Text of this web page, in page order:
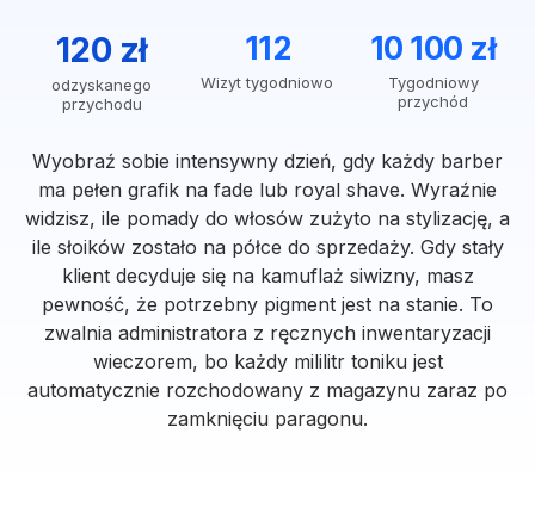
120 zł
odzyskanego
przychodu
112
Wizyt tygodniowo
10 100 zł
Tygodniowy
przychód
Wyobraź sobie intensywny dzień, gdy każdy barber
ma pełen grafik na fade lub royal shave. Wyraźnie
widzisz, ile pomady do włosów zużyto na stylizację, a
ile słoików zostało na półce do sprzedaży. Gdy stały
klient decyduje się na kamuflaż siwizny, masz
pewność, że potrzebny pigment jest na stanie. To
zwalnia administratora z ręcznych inwentaryzacji
wieczorem, bo każdy mililitr toniku jest
automatycznie rozchodowany z magazynu zaraz po
zamknięciu paragonu.